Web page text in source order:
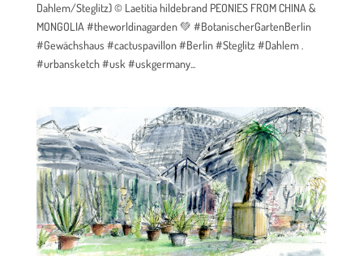
Dahlem/Steglitz) © Laetitia hildebrand PEONIES FROM CHINA &
MONGOLIA #theworldinagarden 💚 #BotanischerGartenBerlin
#Gewächshaus #cactuspavillon #Berlin #Steglitz #Dahlem .
#urbansketch #usk #uskgermany...